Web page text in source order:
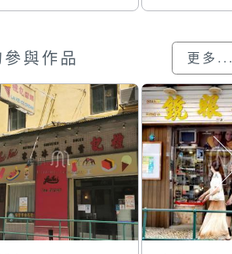
與作品 更多...